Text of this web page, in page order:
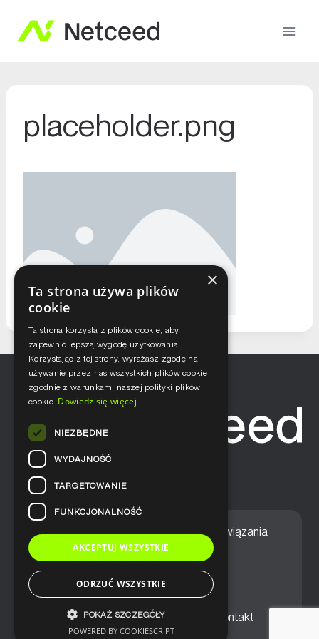
placeholder.png
Home Nasze podejście Rozwiązania
Usługi Aktualności
Ogólne warunki sprzedaży Kontakt
×
Ta strona używa plików
cookie
Ta strona korzysta z plików cookie, aby
zapewnić lepszą wygodę użytkowania.
Korzystając z tej strony, wyrażasz zgodę na
używanie przez nas wszystkich plików cookie
zgodnie z warunkami naszej polityki plików
cookie. Dowiedz się więcej
NIEZBĘDNE
WYDAJNOŚĆ
TARGETOWANIE
FUNKCJONALNOŚĆ
AKCEPTUJ WSZYSTKIE
ODRZUĆ WSZYSTKIE
POKAŻ SZCZEGÓŁY
POWERED BY COOKIESCRIPT